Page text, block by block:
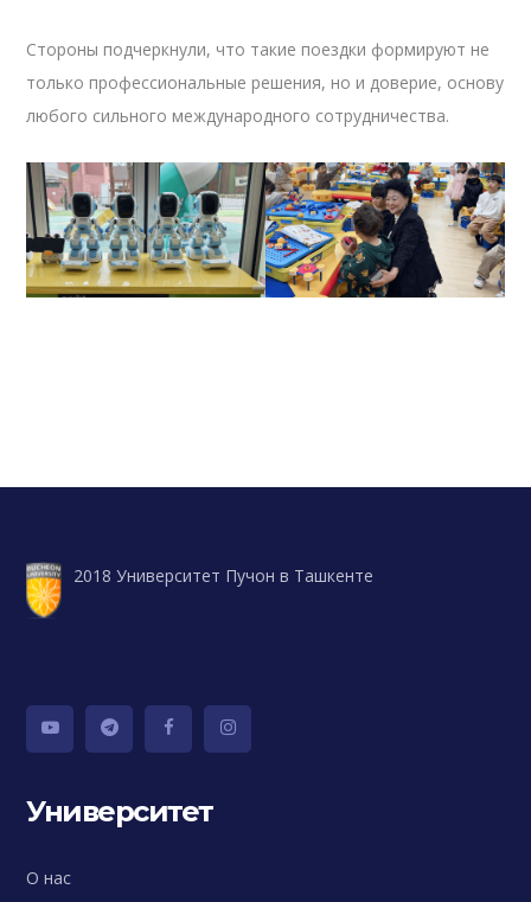
Стороны подчеркнули, что такие поездки формируют не
только профессиональные решения, но и доверие, основу
любого сильного международного сотрудничества.
2018 Университет Пучон в Ташкенте
Университет
О нас